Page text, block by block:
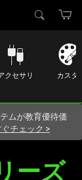
クセサリ カスタ
ムが教育優待価
チェック >
ーズ